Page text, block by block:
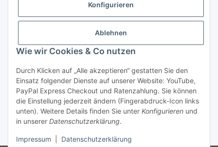
Konfigurieren
Ablehnen
Wie wir Cookies & Co nutzen
Durch Klicken auf „Alle akzeptieren“ gestatten Sie den
Einsatz folgender Dienste auf unserer Website: YouTube,
PayPal Express Checkout und Ratenzahlung. Sie können
die Einstellung jederzeit ändern (Fingerabdruck-Icon links
unten). Weitere Details finden Sie unter Konfigurieren und
in unserer Datenschutzerklärung.
Impressum Datenschutzerklärung
Vertrag widerrufen
* Alle Preise inkl. gesetzlicher USt., zzgl.